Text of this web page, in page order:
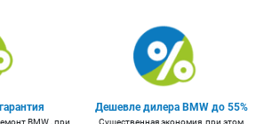
BMW , при
Дешевле дилера BMW до 55%
Существенная экономия, при этом